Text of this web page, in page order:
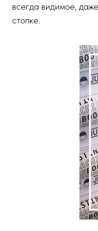
всегда видимое,
стопке.